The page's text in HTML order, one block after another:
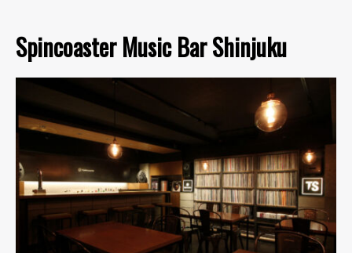
Spincoaster Music Bar Shinjuku